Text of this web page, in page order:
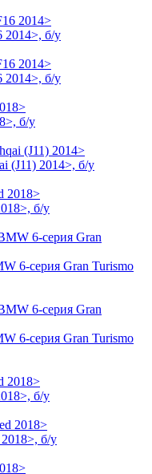
2014>, б/у
2014>, б/у
б/у
(J11) 2014>, б/у
б/у
6-серия Gran Turismo
6-серия Gran Turismo
б/у
б/у